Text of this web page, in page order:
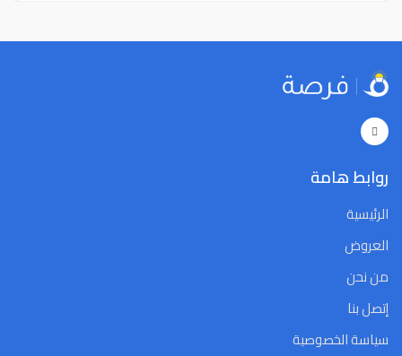
روابط هامة
الرئيسية
العروض
من نحن
إتصل بنا
سياسة الخصوصية